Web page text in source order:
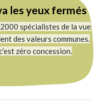
les yeux fermés
spécialistes de la vue
des valeurs communes.
zéro concession.